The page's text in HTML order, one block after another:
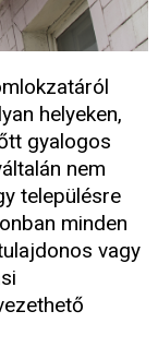
helyeken,
gyalogos
nem
településre
minden
vagy